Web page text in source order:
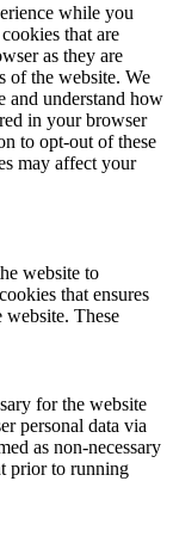
while you
that are
as they are
of the website. We
and understand how
in your browser
to opt-out of these
may affect your
website to
that ensures
website. These
for the website
personal data via
as non-necessary
prior to running